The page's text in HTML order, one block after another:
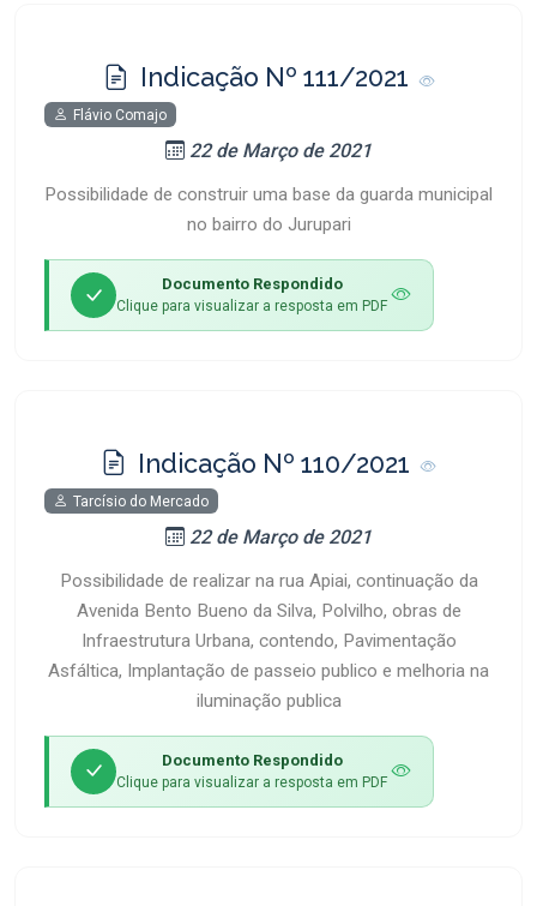
Indicação Nº 111/2021
Flávio Comajo
22 de Março de 2021
Possibilidade de construir uma base da guarda municipal
no bairro do Jurupari
Documento Respondido
Clique para visualizar a resposta em PDF
Indicação Nº 110/2021
Tarcísio do Mercado
22 de Março de 2021
Possibilidade de realizar na rua Apiai, continuação da
Avenida Bento Bueno da Silva, Polvilho, obras de
Infraestrutura Urbana, contendo, Pavimentação
Asfáltica, Implantação de passeio publico e melhoria na
iluminação publica
Documento Respondido
Clique para visualizar a resposta em PDF